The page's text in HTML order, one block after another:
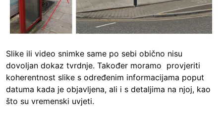
Slike ili video snimke same po sebi obično nisu
dovoljan dokaz tvrdnje. Također moramo provjeriti
koherentnost slike s određenim informacijama poput
datuma kada je objavljena, ali i s detaljima na njoj, kao
što su vremenski uvjeti.